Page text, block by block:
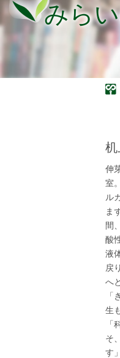
みら
机
伸
室
ル
ま
間
酸
液
戻
へ
生
そ
す